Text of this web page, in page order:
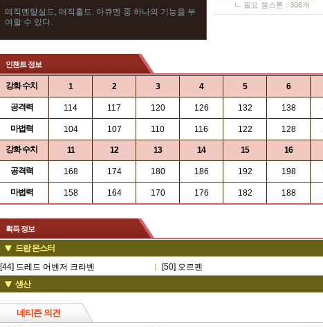
매직멘탈실드, 매직홀드, 아큐멘 중 하나의 기능을 부
여할 수 있다.
ㄴ 필요 젬스톤 : 306개
인챈트 정보
강화 수치 1 2 3 4 5 6
공격력 114 117 120 126 132 138
마법력 104 107 110 116 122 128
강화 수치 11 12 13 14 15 16
공격력 168 174 180 186 192 198
마법력 158 164 170 176 182 188
획득 정보
드랍 몬스터
[44] 드레드 어벤저 크라벤
[50] 오르펜
생산
네티즌 의견